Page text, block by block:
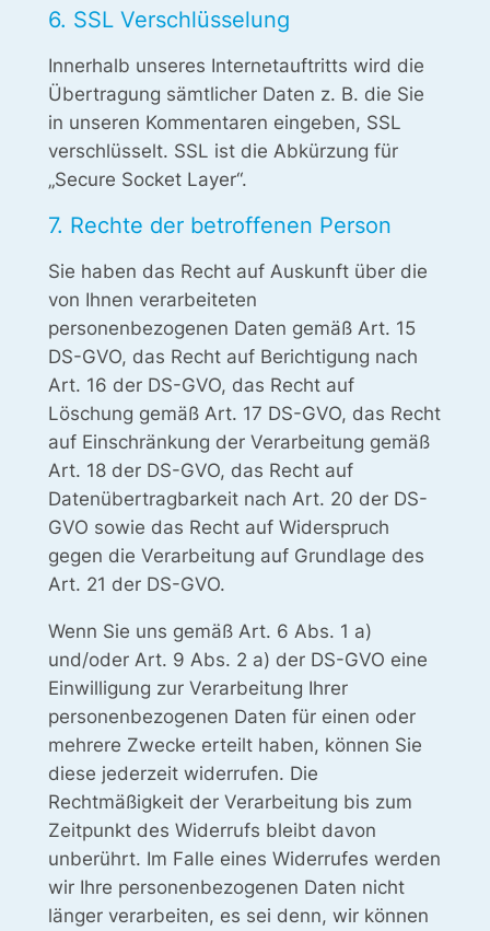
6. SSL Verschlüsselung
Innerhalb unseres Internetauftritts wird die
Übertragung sämtlicher Daten z. B. die Sie
in unseren Kommentaren eingeben, SSL
verschlüsselt. SSL ist die Abkürzung für
„Secure Socket Layer“.
7. Rechte der betroffenen Person
Sie haben das Recht auf Auskunft über die
von Ihnen verarbeiteten
personenbezogenen Daten gemäß Art. 15
DS-GVO, das Recht auf Berichtigung nach
Art. 16 der DS-GVO, das Recht auf
Löschung gemäß Art. 17 DS-GVO, das Recht
auf Einschränkung der Verarbeitung gemäß
Art. 18 der DS-GVO, das Recht auf
Datenübertragbarkeit nach Art. 20 der DS-
GVO sowie das Recht auf Widerspruch
gegen die Verarbeitung auf Grundlage des
Art. 21 der DS-GVO.
Wenn Sie uns gemäß Art. 6 Abs. 1 a)
und/oder Art. 9 Abs. 2 a) der DS-GVO eine
Einwilligung zur Verarbeitung Ihrer
personenbezogenen Daten für einen oder
mehrere Zwecke erteilt haben, können Sie
diese jederzeit widerrufen. Die
Rechtmäßigkeit der Verarbeitung bis zum
Zeitpunkt des Widerrufs bleibt davon
unberührt. Im Falle eines Widerrufes werden
wir Ihre personenbezogenen Daten nicht
länger verarbeiten, es sei denn, wir können